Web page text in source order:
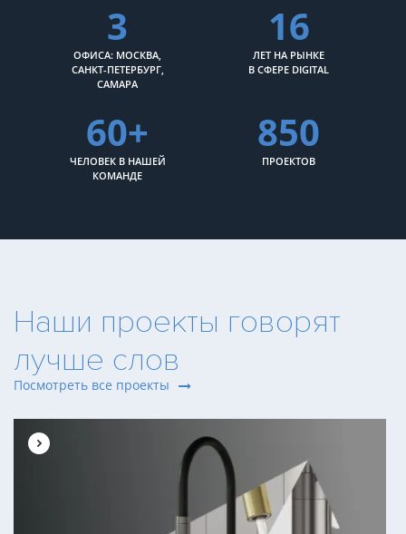
3
ОФИСА: МОСКВА,
САНКТ-ПЕТЕРБУРГ,
САМАРА
16
ЛЕТ НА РЫНКЕ
В СФЕРЕ DIGITAL
60+
ЧЕЛОВЕК В НАШЕЙ
КОМАНДЕ
850
ПРОЕКТОВ
Наши проекты говорят
лучше слов
Посмотреть все проекты